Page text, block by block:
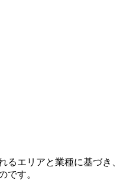
エリアと業種に基づき、
です。